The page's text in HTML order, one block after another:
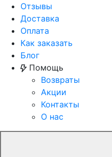
Отзывы
Доставка
Оплата
Как заказать
Блог
Помощь
Возвраты
Акции
Контакты
О нас